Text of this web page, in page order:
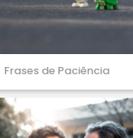
Frases de Paciência